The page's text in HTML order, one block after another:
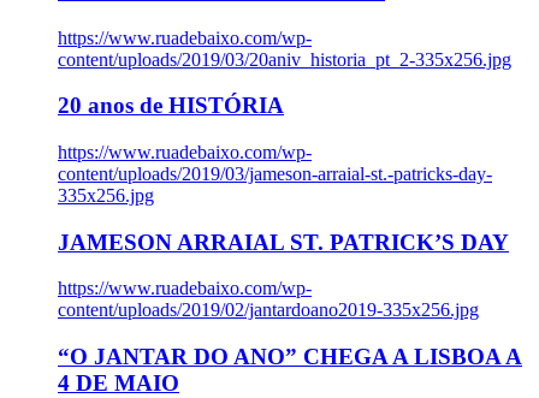
https://www.ruadebaixo.com/wp-
content/uploads/2019/03/20aniv_historia_pt_2-335x256.jpg
20 anos de HISTÓRIA
https://www.ruadebaixo.com/wp-
content/uploads/2019/03/jameson-arraial-st.-patricks-day-
335x256.jpg
JAMESON ARRAIAL ST. PATRICK’S DAY
https://www.ruadebaixo.com/wp-
content/uploads/2019/02/jantardoano2019-335x256.jpg
“O JANTAR DO ANO” CHEGA A LISBOA A
4 DE MAIO